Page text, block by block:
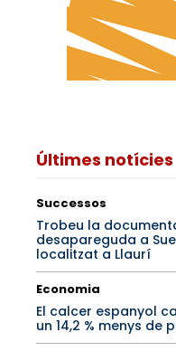
Últimes notícies
Successos
Trobeu la
desapareguda a
localitzat a Llaurí
Economia
El calcer espanyol
un 14,2 % menys de